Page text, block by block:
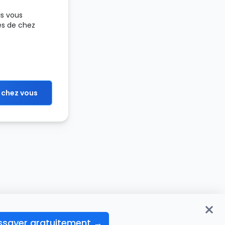
vous
de chez
vous
> Fd gratuitement →